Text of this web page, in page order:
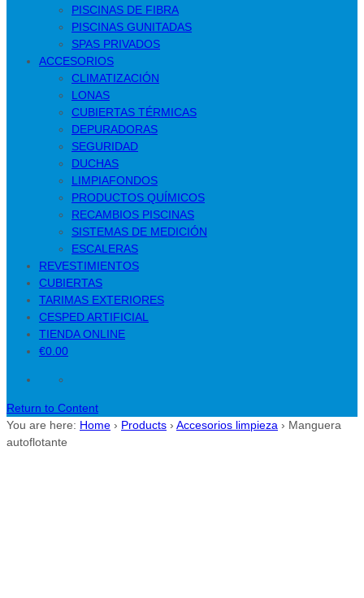
PISCINAS DE FIBRA
PISCINAS GUNITADAS
SPAS PRIVADOS
ACCESORIOS
CLIMATIZACIÓN
LONAS
CUBIERTAS TÉRMICAS
DEPURADORAS
SEGURIDAD
DUCHAS
LIMPIAFONDOS
PRODUCTOS QUÍMICOS
RECAMBIOS PISCINAS
SISTEMAS DE MEDICIÓN
ESCALERAS
REVESTIMIENTOS
CUBIERTAS
TARIMAS EXTERIORES
CESPED ARTIFICIAL
TIENDA ONLINE
€0.00
Return to Content
You are here: Home › Products › Accesorios limpieza › Manguera
autoflotante